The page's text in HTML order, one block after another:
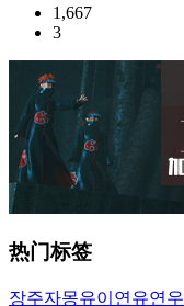
1,667
3
热门标签
장주자몽유이 연유연우